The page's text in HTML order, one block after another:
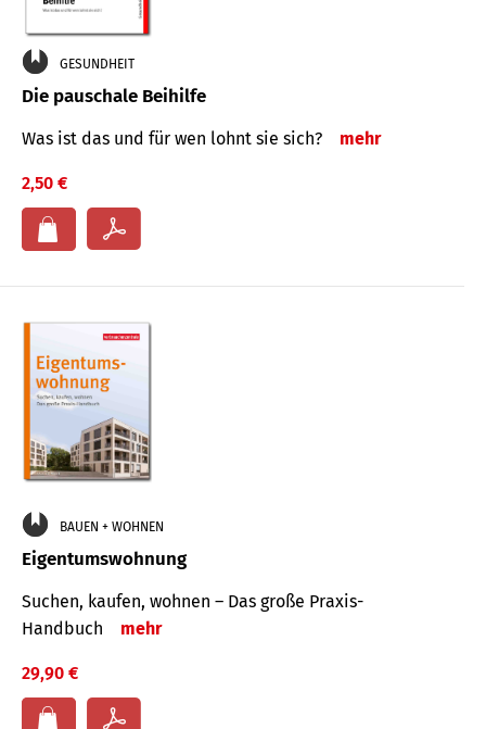
GESUNDHEIT
Die pauschale Beihilfe
Was ist das und für wen lohnt sie sich? mehr
2,50 €
BAUEN + WOHNEN
Eigentumswohnung
Suchen, kaufen, wohnen – Das große Praxis-
Handbuch
mehr
29,90 €